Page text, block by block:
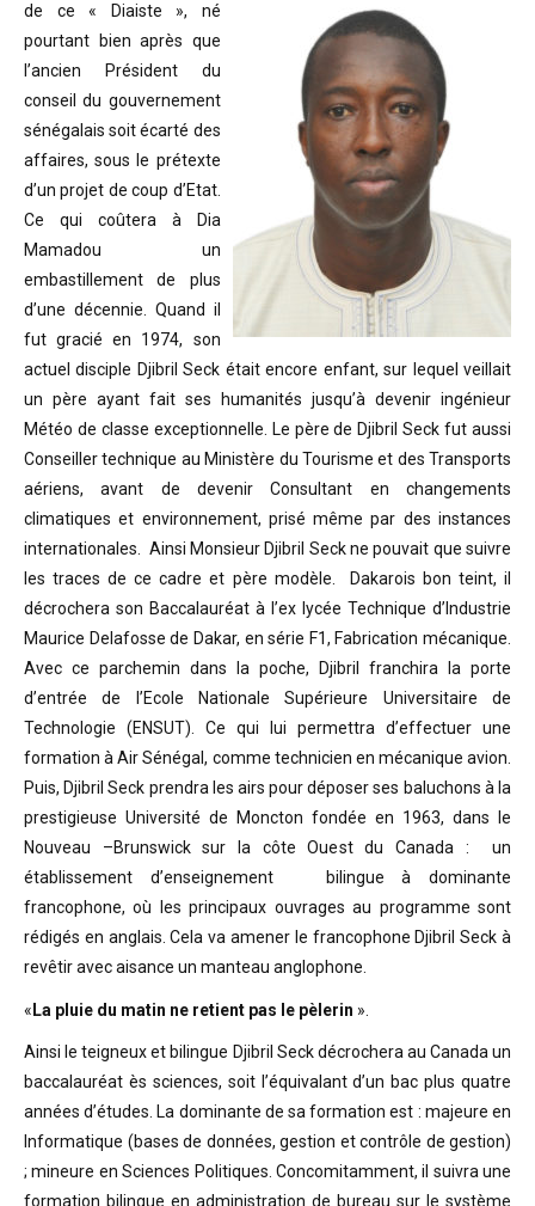
de ce « Diaiste », né
pourtant bien après que
l’ancien Président du
conseil du gouvernement
sénégalais soit écarté des
affaires, sous le prétexte
d’un projet de coup d’Etat.
Ce qui coûtera à Dia
Mamadou un
embastillement de plus
d’une décennie. Quand il
fut gracié en 1974, son
actuel disciple Djibril Seck était encore enfant, sur lequel veillait
un père ayant fait ses humanités jusqu’à devenir ingénieur
Météo de classe exceptionnelle. Le père de Djibril Seck fut aussi
Conseiller technique au Ministère du Tourisme et des Transports
aériens, avant de devenir Consultant en changements
climatiques et environnement, prisé même par des instances
internationales. Ainsi Monsieur Djibril Seck ne pouvait que suivre
les traces de ce cadre et père modèle. Dakarois bon teint, il
décrochera son Baccalauréat à l’ex lycée Technique d’Industrie
Maurice Delafosse de Dakar, en série F1, Fabrication mécanique.
Avec ce parchemin dans la poche, Djibril franchira la porte
d’entrée de l’Ecole Nationale Supérieure Universitaire de
Technologie (ENSUT). Ce qui lui permettra d’effectuer une
formation à Air Sénégal, comme technicien en mécanique avion.
Puis, Djibril Seck prendra les airs pour déposer ses baluchons à la
prestigieuse Université de Moncton fondée en 1963, dans le
Nouveau –Brunswick sur la côte Ouest du Canada : un
établissement d’enseignement bilingue à dominante
francophone, où les principaux ouvrages au programme sont
rédigés en anglais. Cela va amener le francophone Djibril Seck à
revêtir avec aisance un manteau anglophone.
«La pluie du matin ne retient pas le pèlerin ».
Ainsi le teigneux et bilingue Djibril Seck décrochera au Canada un
baccalauréat ès sciences, soit l’équivalant d’un bac plus quatre
années d’études. La dominante de sa formation est : majeure en
Informatique (bases de données, gestion et contrôle de gestion)
; mineure en Sciences Politiques. Concomitamment, il suivra une
formation bilingue en administration de bureau sur le système